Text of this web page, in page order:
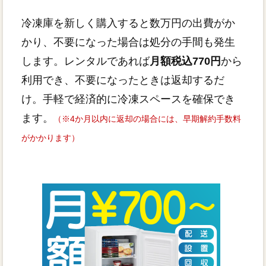
冷凍庫を新しく購入すると数万円の出費がか
かり、不要になった場合は処分の手間も発生
します。レンタルであれば月額税込770円から
利用でき、不要になったときは返却するだ
け。手軽で経済的に冷凍スペースを確保でき
ます。
（※4か月以内に返却の場合には、早期解約手数料
がかかります）